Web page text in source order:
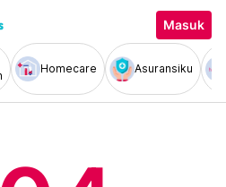
Masuk
Homecare Asuransiku